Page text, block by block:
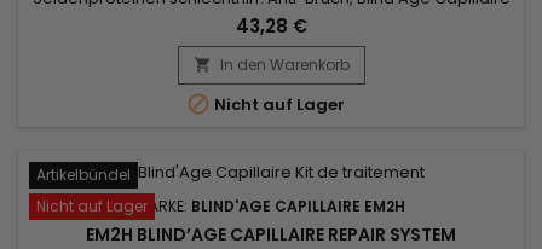
von EM2H repariert intensiv geschädigtes und geschwächtes
Haar, verleiht Glanz, beseitigt Frizz auch bei Regenwetter!
Diese feuchtigkeitsspendende Maske ist ein Wunder auf
trockenem Haar und dringt in das Herz des Haares ein, um
die Lücken zu...
43,28 €
 In den Warenkorb
 Nicht auf Lager
Artikelbündel
Nicht auf LagerMARKE: BLIND'AGE CAPILLAIRE EM2H
EM2H BLIND’AGE CAPILLAIRE REPAIR SYSTEM